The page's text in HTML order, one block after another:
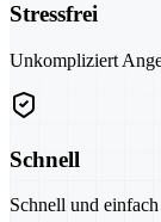
Stressfrei
Unkompliziert
Schnell
Schnell und